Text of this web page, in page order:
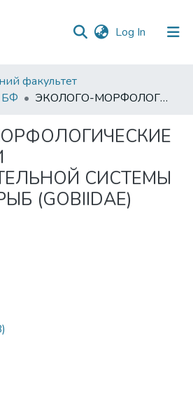
Log In (current)
факультет
БФ
ЭКОЛОГО-МОРФОЛОГИЧЕСКИЕ АДАПТАЦИИ ПИЩЕВАРИТЕЛЬНОЙ СИСТЕМЫ БЫЧКОВЫХ РЫБ (GOBIIDAE)
СИСТЕМЫ
(GOBIIDAE)